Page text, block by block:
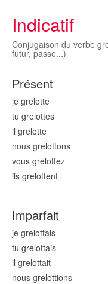
Indicatif
Conjugaison du verbe
futur, passe...)
Présent
je grelotte
tu grelottes
il grelotte
nous grelottons
vous grelottez
ils grelottent
Imparfait
je grelottais
tu grelottais
il grelottait
nous grelottions